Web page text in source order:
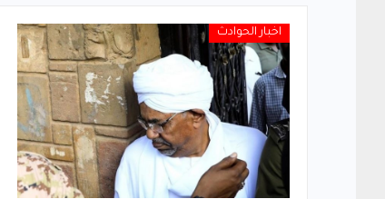
اخبار الحوادث